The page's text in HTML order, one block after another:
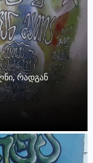
ᲠᲐᲓᲒᲐᲜ